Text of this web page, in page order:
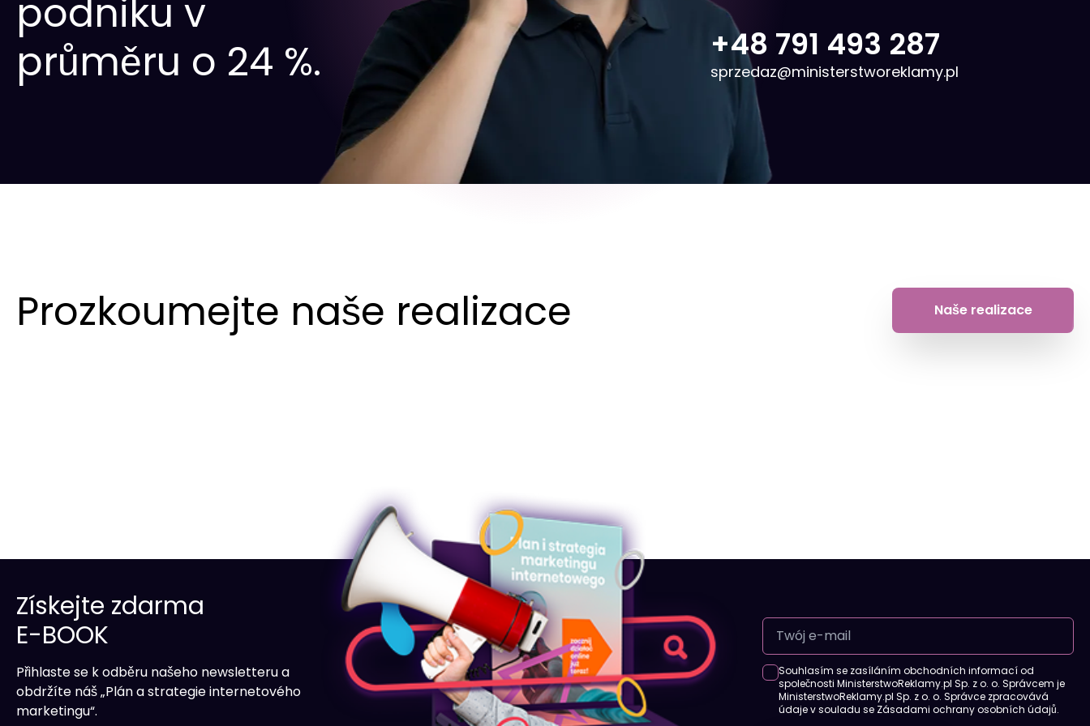
podniku v
průměru o 24 %.
+48 791 493 287
sprzedaz@ministerstworeklamy.pl
Prozkoumejte naše realizace Naše realizace
Získejte zdarma
E-BOOK
Přihlaste se k odběru našeho newsletteru a
obdržíte náš „Plán a strategie internetového
marketingu“.
Souhlasím se zasíláním obchodních informací od
společnosti MinisterstwoReklamy.pl Sp. z o. o. Správcem je
MinisterstwoReklamy.pl Sp. z o. o. Správce zpracovává
údaje v souladu se Zásadami ochrany osobních údajů.